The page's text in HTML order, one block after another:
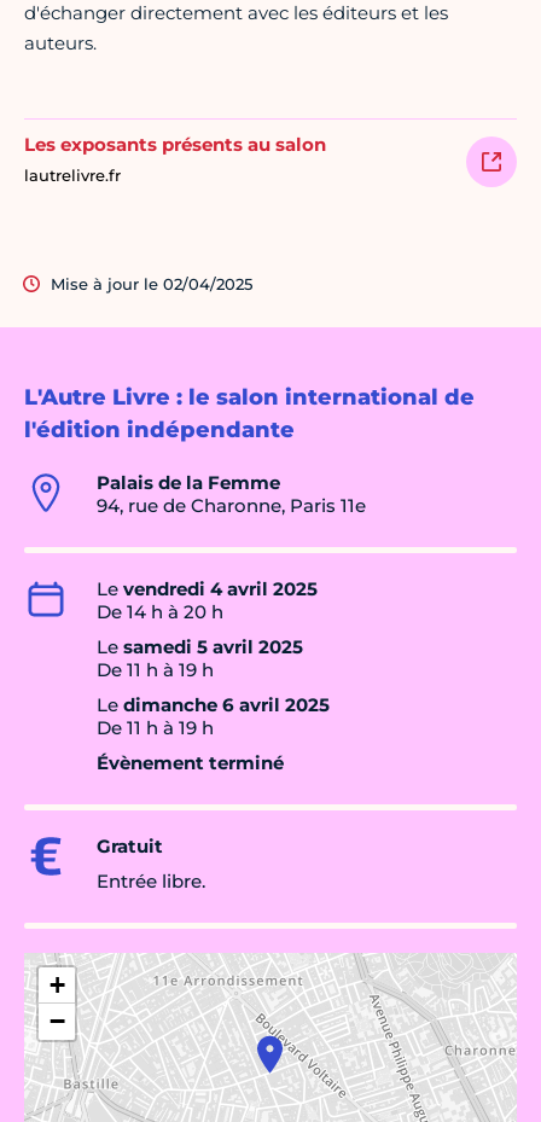
L'Autre Livre : le salon international de
l'édition indépendante
Palais de la Femme
94, rue de Charonne, Paris 11e
Le vendredi 4 avril 2025
De 14 h à 20 h
Le samedi 5 avril 2025
De 11 h à 19 h
Le dimanche 6 avril 2025
De 11 h à 19 h
Évènement terminé
Gratuit
Entrée libre.
+
−
d'échanger directement avec les éditeurs et les
auteurs.
Les exposants présents au salon
lautrelivre.fr
Mise à jour le 02/04/2025